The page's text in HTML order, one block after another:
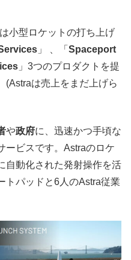
小型ロケットの打ち上げ
」 、「 Spaceport
」3つのプロダクトを提
(Astraは売上をまだ上げら
や政府に、迅速かつ手頃な
ービスです。Astraのロケ
自動化された発射操作を活
トパッドと6人のAstra従業